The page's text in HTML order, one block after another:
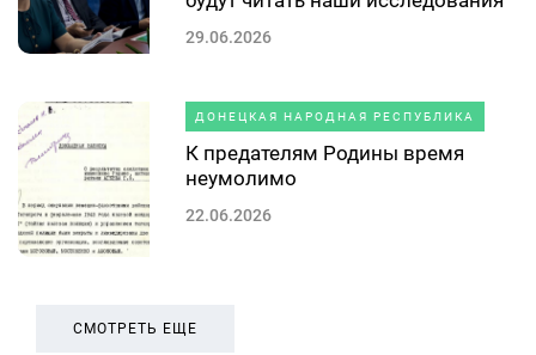
29.06.2026
ДОНЕЦКАЯ НАРОДНАЯ РЕСПУБЛИКА
К предателям Родины время
неумолимо
22.06.2026
СМОТРЕТЬ ЕЩЕ